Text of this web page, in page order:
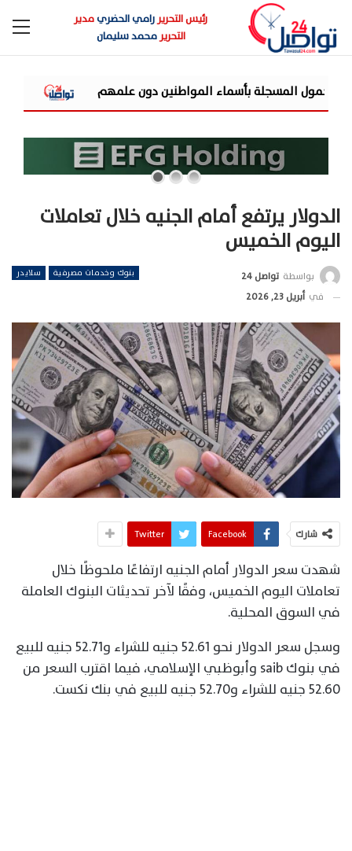
رئيس التحريررامي الحضريمدير
التحريرمحمد سليمان
دون علمهم «استلام فوري» تحوّل إلى عامين
الدولار يرتفع أمام الجنيه خلال تعاملات
اليوم الخميس
بنوك وخدمات مصرفية سلايدر بواسطة تواصل 24
في أبريل 23, 2026
شارك Facebook
Twitter
شهدت سعر الدولار أمام الجنيه ارتفاعًا ملحوظًا خلال
تعاملات اليوم الخميس، وفقًا لآخر تحديثات البنوك العاملة
في السوق المحلية.
وسجل سعر الدولار نحو 52.61 جنيه للشراء و52.71 جنيه للبيع
في بنوك saib وأبوظبي الإسلامي، فيما اقترب السعر من
52.60 جنيه للشراء و52.70 جنيه للبيع في بنك نكست.